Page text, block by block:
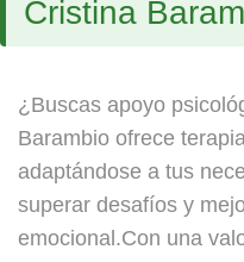
Cristina
¿Buscas apoyo
Barambio ofrece
adaptándose a tus
superar desafíos y
emocional.Con una